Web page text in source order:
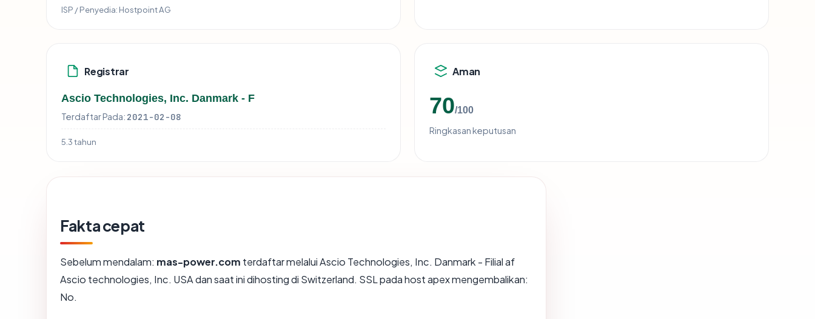
ISP / Penyedia: Hostpoint AG
Registrar
Ascio Technologies, Inc. Danmark - F
Terdaftar Pada: 2021-02-08
5.3 tahun
Aman
70/100
Ringkasan keputusan
Fakta cepat
Sebelum mendalam: mas-power.com terdaftar melalui Ascio Technologies, Inc. Danmark - Filial af
Ascio technologies, Inc. USA dan saat ini dihosting di Switzerland. SSL pada host apex mengembalikan:
No.